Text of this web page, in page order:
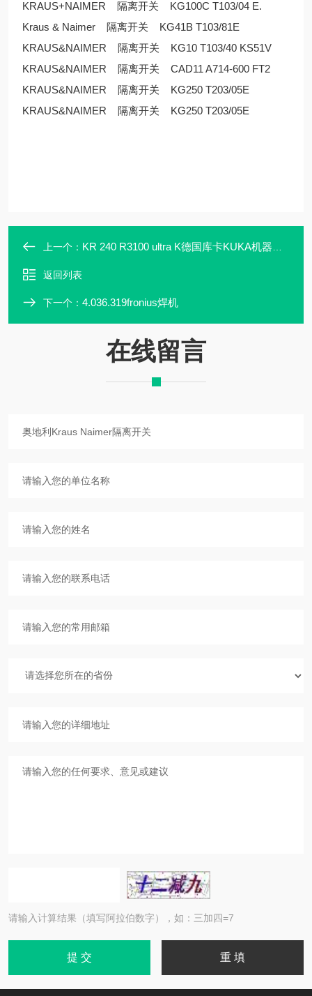
KRAUS+NAIMER 隔离开关 KG100C T103/04 E.
Kraus & Naimer 隔离开关 KG41B T103/81E
KRAUS&NAIMER 隔离开关 KG10 T103/40 KS51V
KRAUS&NAIMER 隔离开关 CAD11 A714-600 FT2
KRAUS&NAIMER 隔离开关 KG250 T203/05E
KRAUS&NAIMER 隔离开关 KG250 T203/05E
上一个： KR 240 R3100 ultra K德国库卡KUKA机器人 * 正品 夹具
返回列表
下一个： 4.036.319fronius焊机
在线留言
请输入计算结果（填写阿拉伯数字），如：三加四=7